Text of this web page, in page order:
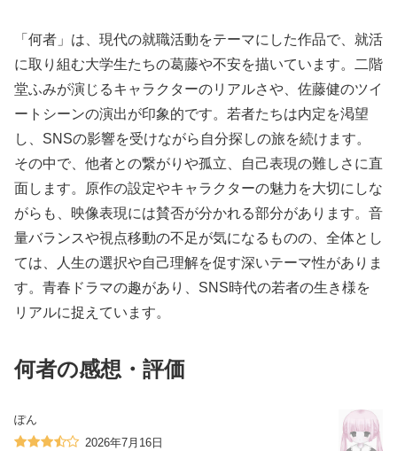
「何者」は、現代の就職活動をテーマにした作品で、就活
に取り組む大学生たちの葛藤や不安を描いています。二階
堂ふみが演じるキャラクターのリアルさや、佐藤健のツイ
ートシーンの演出が印象的です。若者たちは内定を渇望
し、SNSの影響を受けながら自分探しの旅を続けます。
その中で、他者との繋がりや孤立、自己表現の難しさに直
面します。原作の設定やキャラクターの魅力を大切にしな
がらも、映像表現には賛否が分かれる部分があります。音
量バランスや視点移動の不足が気になるものの、全体とし
ては、人生の選択や自己理解を促す深いテーマ性がありま
す。青春ドラマの趣があり、SNS時代の若者の生き様を
リアルに捉えています。
何者の感想・評価
ぽん
2026年7月16日